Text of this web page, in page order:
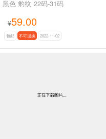
黑色 豹纹 22码-31码
¥59.00
包邮 不可退换 2022-11-02